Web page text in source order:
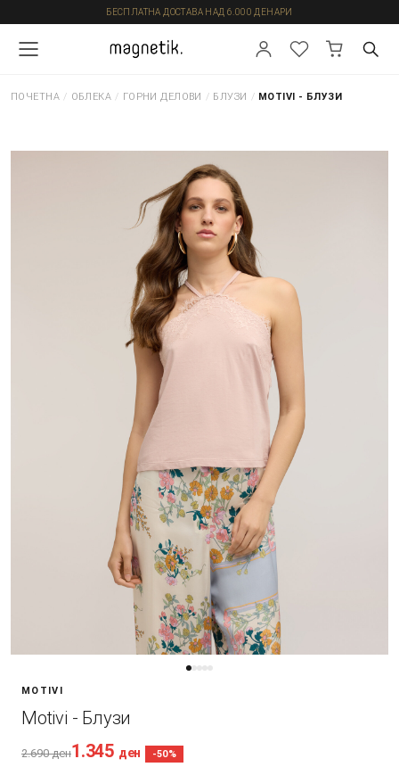
БЕСПЛАТНА ДОСТАВА НАД 6.000 ДЕНАРИ
ПОЧЕТНА / ОБЛЕКА / ГОРНИ ДЕЛОВИ / БЛУЗИ / MOTIVI - БЛУЗИ
MOTIVI
Motivi - Блузи
2.690ден1.345 ден -50%